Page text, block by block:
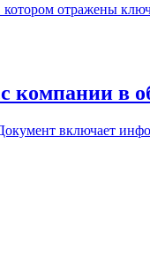
отражены
компании в
включает